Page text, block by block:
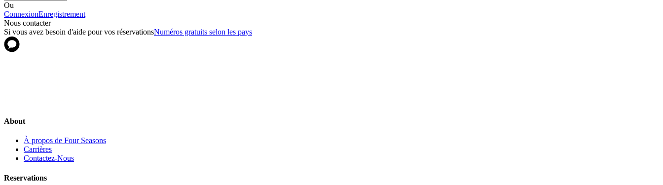
Ou
ConnexionEnregistrement
Nous contacter
Si vous avez besoin d'aide pour vos réservationsNuméros gratuits selon les pays
About
À propos de Four Seasons
Carrières
Contactez-Nous
Reservations